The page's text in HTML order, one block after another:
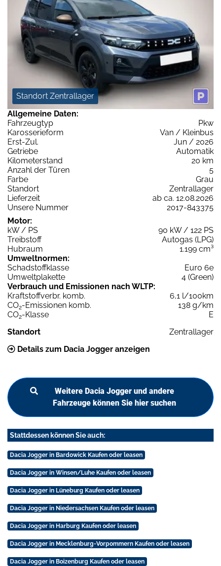
Standort Zentrallager
Allgemeine Daten:
Fahrzeugtyp
Pkw
Karosserieform
Van / Kleinbus
Erst-Zul.
Jun / 2026
Getriebe
Automatik
Kilometerstand
20 km
Anzahl der Türen
5
Farbe
Grau
Standort
Zentrallager
Lieferzeit
ab ca. 12.08.2026
Unsere Nummer
2017-843375
Motor:
kW / PS
90 kW / 122 PS
Treibstoff
Autogas (LPG)
Hubraum
1.199 cm³
Umweltnormen:
Schadstoffklasse
Euro 6e
Umweltplakette
4 (Green)
Verbrauch und Emissionen nach WLTP:
Kraftstoffverbr. komb.
6,1 l/100km
CO2-Emissionen komb.
138 g/km
CO2-Klasse
E
Standort
Zentrallager
Details zum Dacia Jogger anzeigen
Weitere Dacia Jogger und andere
Fahrzeuge können Sie hier suchen
Stattdessen können Sie auch:
Dacia Jogger in Bardowick Kaufen oder leasen
Dacia Jogger in Winsen/Luhe Kaufen oder leasen
Dacia Jogger in Lüneburg Kaufen oder leasen
Dacia Jogger in Niedersachsen Kaufen oder leasen
Dacia Jogger in Harburg Kaufen oder leasen
Dacia Jogger in Mecklenburg-Vorpommern Kaufen oder leasen
Dacia Jogger in Boizenburg Kaufen oder leasen